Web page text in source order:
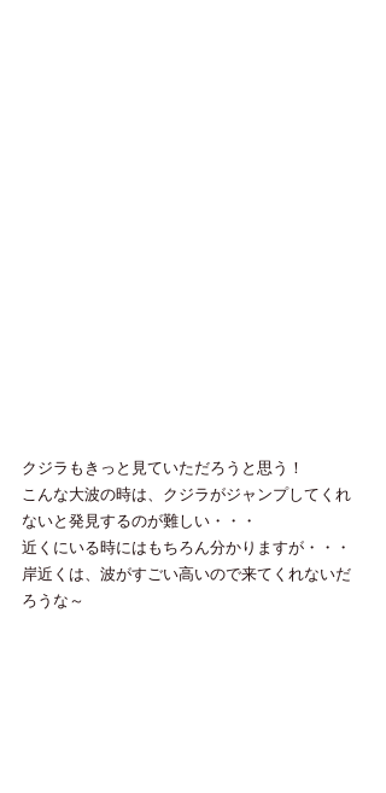
クジラもきっと見ていただろうと思う！
こんな大波の時は、クジラがジャンプしてくれ
ないと発見するのが難しい・・・
近くにいる時にはもちろん分かりますが・・・
岸近くは、波がすごい高いので来てくれないだ
ろうな～